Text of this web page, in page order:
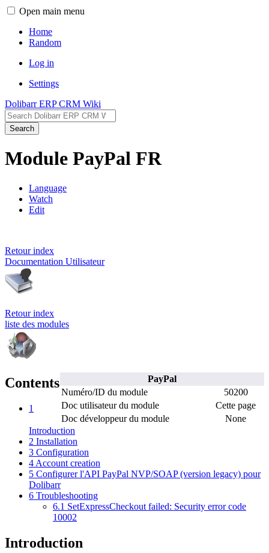
Open main menu
Home
Random
Log in
Settings
Dolibarr ERP CRM Wiki
Search
Module PayPal FR
Language
Watch
Edit
Retour index
Documentation Utilisateur
Retour index
liste des modules
PayPal
Numéro/ID du module
50200
Doc utilisateur du module
Cette page
Doc développeur du module
None
Contents
1
Introduction
2 Installation
3 Configuration
4 Account creation
5 Configurer l'API PayPal NVP/SOAP (version legacy) pour
Dolibarr
6 Troubleshooting
6.1 SetExpressCheckout failed: Security error code
10002
Introduction